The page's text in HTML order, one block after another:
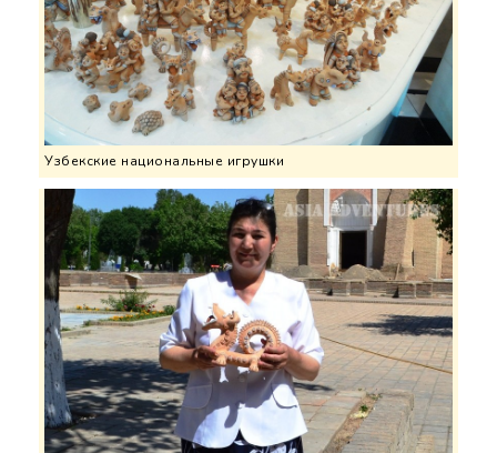
Узбекские национальные игрушки